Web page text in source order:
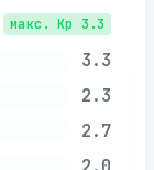
макс. Kp 3.3
3.3
2.3
2.7